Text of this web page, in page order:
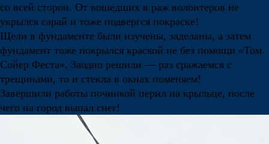
со всей сторон. От вошедших в раж волонтеров не
укрылся сарай и тоже подвергся покраске!
Щели в фундаменте были изучены, заделаны, а затем
фундамент тоже покрылся краской не без помощи «Том
Сойер Феста». Заодно решили — раз сражаемся с
трещинами, то и стекла в окнах поменяем!
Завершили работы починкой перил на крыльце, после
чего на город выпал снег!